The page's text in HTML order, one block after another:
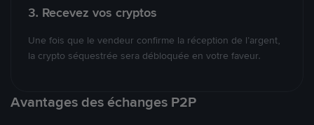
3. Recevez vos cryptos
Une fois que le vendeur confirme la réception de l’argent,
la crypto séquestrée sera débloquée en votre faveur.
Avantages des échanges P2P